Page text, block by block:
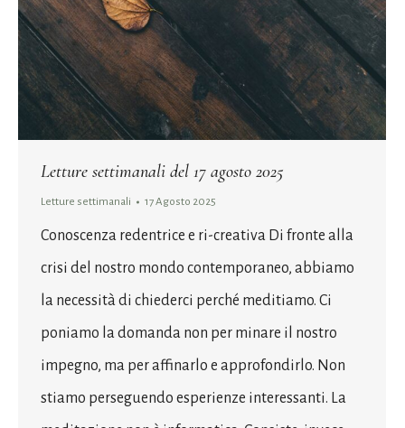
Letture settimanali del 17 agosto 2025
Letture settimanali 17 Agosto 2025
Conoscenza redentrice e ri-creativa Di fronte alla
crisi del nostro mondo contemporaneo, abbiamo
la necessità di chiederci perché meditiamo. Ci
poniamo la domanda non per minare il nostro
impegno, ma per affinarlo e approfondirlo. Non
stiamo perseguendo esperienze interessanti. La